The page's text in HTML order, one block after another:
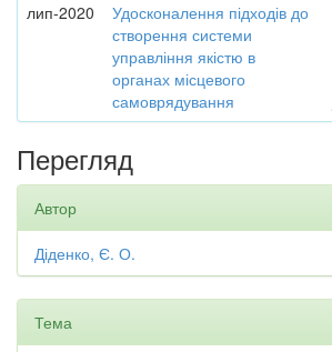
лип-2020
Удосконалення підходів до
створення системи
управління якістю в
органах місцевого
самоврядування
Перегляд
Автор
Діденко, Є. О.
Тема